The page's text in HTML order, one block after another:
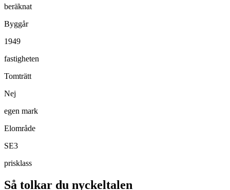
beräknat
Byggår
1949
fastigheten
Tomträtt
Nej
egen mark
Elområde
SE3
prisklass
Så tolkar du nyckeltalen